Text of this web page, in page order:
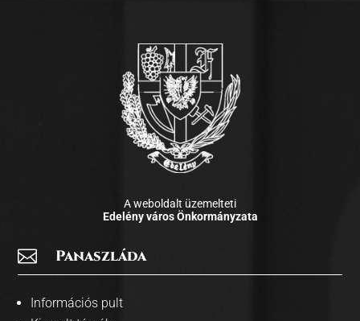
A weboldalt üzemelteti
Edelény város Önkormányzata
 Panaszláda
Információs pult